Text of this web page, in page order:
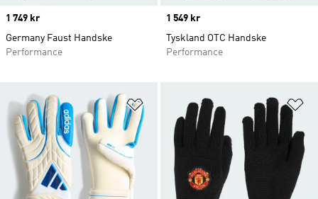
Price
1 749 kr
Germany Faust Handske
Performance
Price
1 549 kr
Tyskland OTC Handske
Performance
Lägg till på önskelistan